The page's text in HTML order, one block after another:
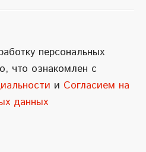
персональных
что ознакомлен с
и Согласием на
данных